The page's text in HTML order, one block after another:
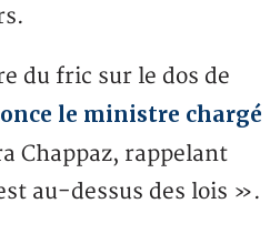
du fric sur le dos de
le ministre chargé
Chappaz, rappelant
au-dessus des lois ».